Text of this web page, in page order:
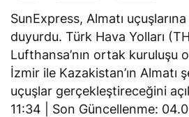
SunExpress, Almatı uçuşlarına
duyurdu. Türk Hava Yolları
Lufthansa’nın ortak kuruluşu
İzmir ile Kazakistan’ın Almatı
uçuşlar gerçekleştireceğini
11:34 | Son Güncellenme: